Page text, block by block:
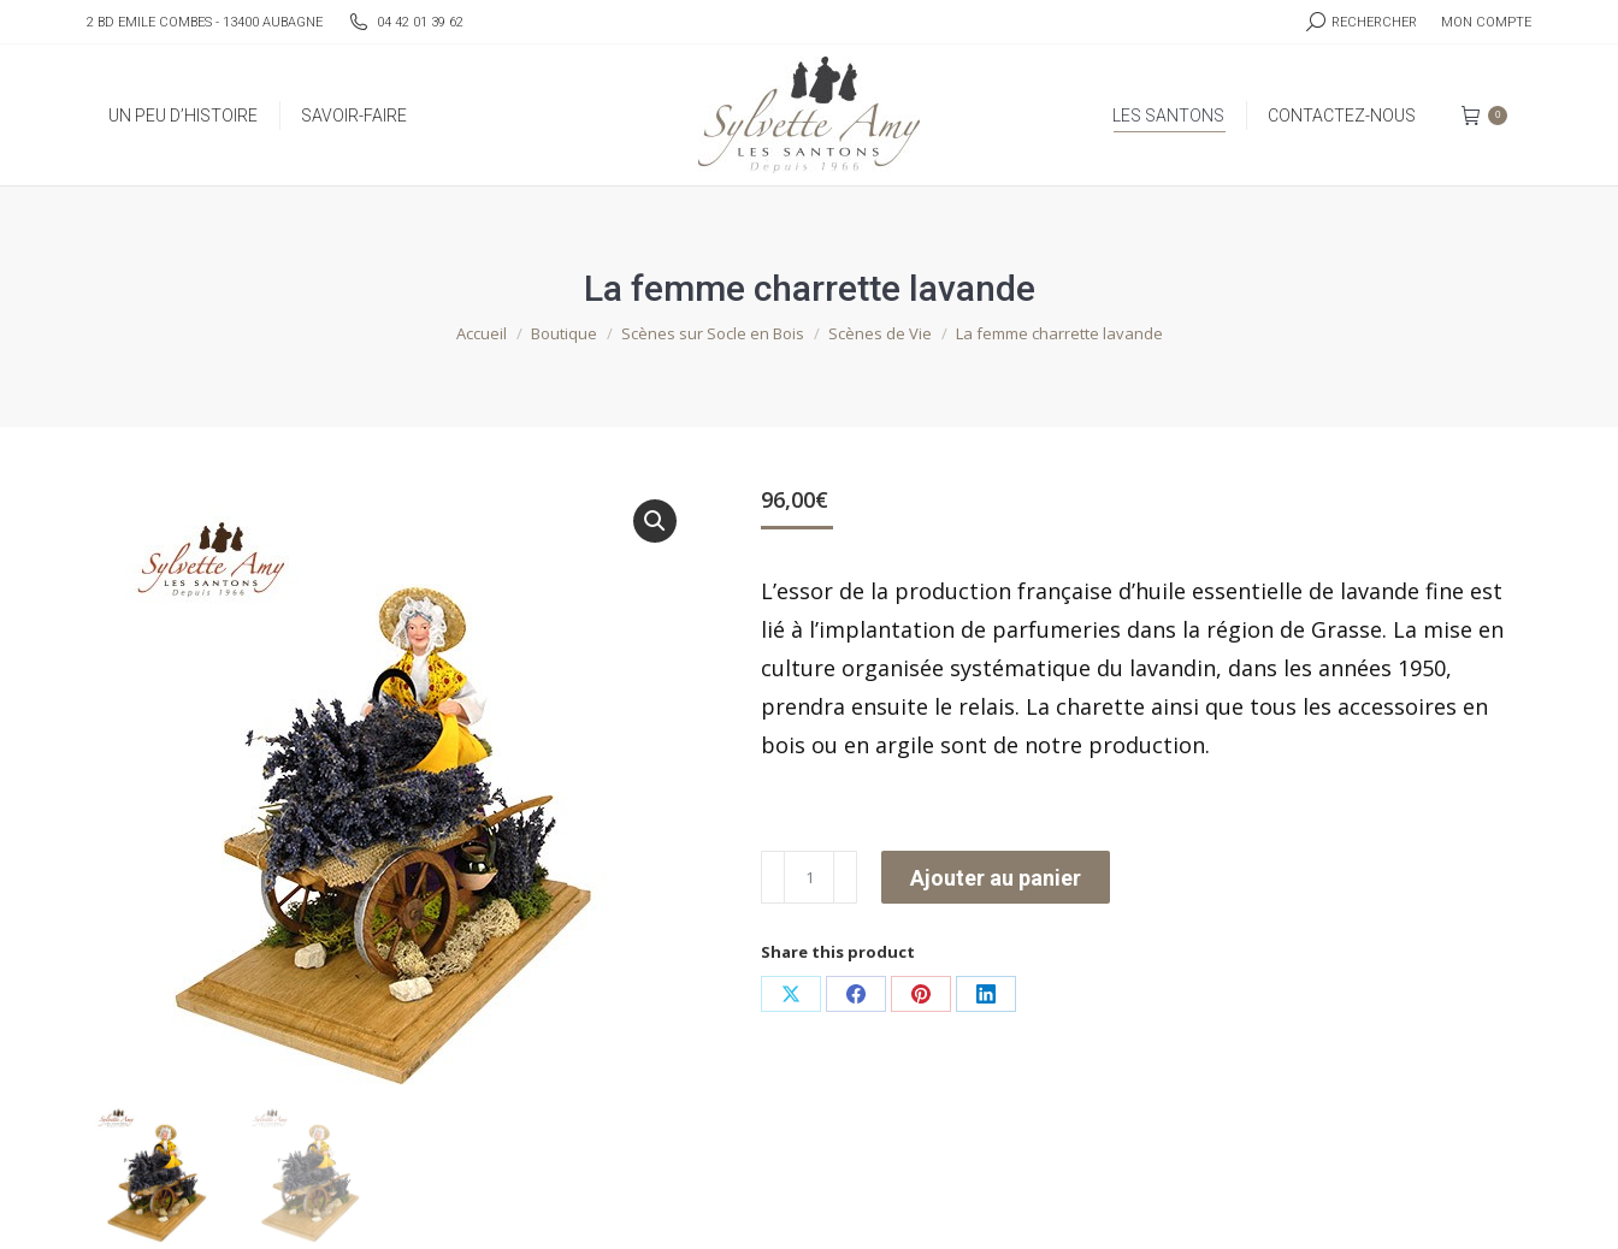
2 BD EMILE COMBES - 13400 AUBAGNE 04 42 01 39 62
RECHERCHE
RECHERCHER MON COMPTE
UN PEU D’HISTOIRE SAVOIR-FAIRE LES SANTONS CONTACTEZ-NOUS 0
La femme charrette lavande
Vous êtes ici :
Accueil Boutique Scènes sur Socle en Bois Scènes de Vie La femme charrette lavande
96,00€
L’essor de la production française d’huile essentielle de lavande fine est
lié à l’implantation de parfumeries dans la région de Grasse. La mise en
culture organisée systématique du lavandin, dans les années 1950,
prendra ensuite le relais. La charette ainsi que tous les accessoires en
bois ou en argile sont de notre production.
quantité
de
La
femme
Ajouter au panier
Share this product
PartagerPartagerPartagerPartager